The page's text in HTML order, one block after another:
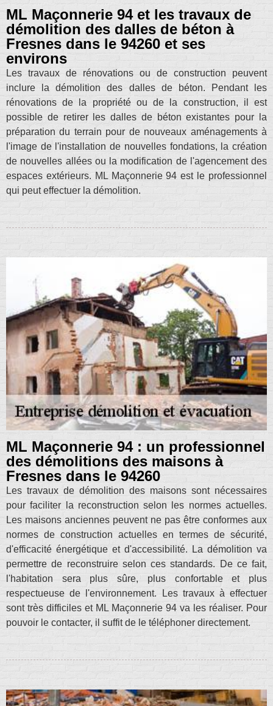
ML Maçonnerie 94 et les travaux de
démolition des dalles de béton à
Fresnes dans le 94260 et ses
environs
Les travaux de rénovations ou de construction peuvent
inclure la démolition des dalles de béton. Pendant les
rénovations de la propriété ou de la construction, il est
possible de retirer les dalles de béton existantes pour la
préparation du terrain pour de nouveaux aménagements à
l'image de l'installation de nouvelles fondations, la création
de nouvelles allées ou la modification de l'agencement des
espaces extérieurs. ML Maçonnerie 94 est le professionnel
qui peut effectuer la démolition.
ML Maçonnerie 94 : un professionnel
des démolitions des maisons à
Fresnes dans le 94260
Les travaux de démolition des maisons sont nécessaires
pour faciliter la reconstruction selon les normes actuelles.
Les maisons anciennes peuvent ne pas être conformes aux
normes de construction actuelles en termes de sécurité,
d'efficacité énergétique et d'accessibilité. La démolition va
permettre de reconstruire selon ces standards. De ce fait,
l'habitation sera plus sûre, plus confortable et plus
respectueuse de l'environnement. Les travaux à effectuer
sont très difficiles et ML Maçonnerie 94 va les réaliser. Pour
pouvoir le contacter, il suffit de le téléphoner directement.